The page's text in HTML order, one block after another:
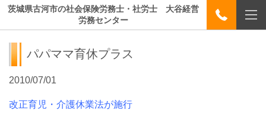
茨城県古河市の社会保険労務士・社労士 大谷経営
労務センター
パパママ育休プラス
2010/07/01
改正育児・介護休業法が施行